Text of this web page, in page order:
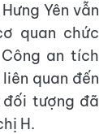
Yên vẫn
quan chức
an tích
quan đến
đối tượng đã
H.